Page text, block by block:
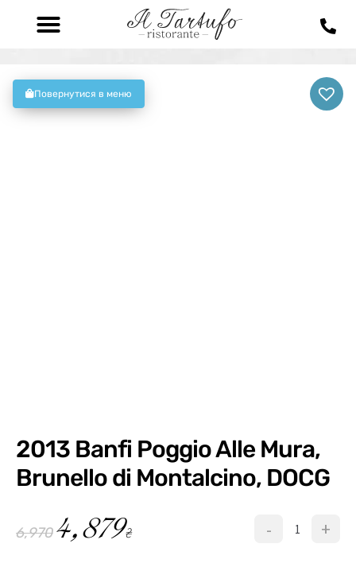
Повернутися в меню
2013 Banfi Poggio Alle Mura,
Brunello di Montalcino, DOCG
6,9704,879₴ - +